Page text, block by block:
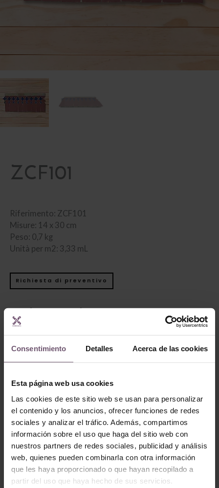
Consentimiento Detalles Acerca de las cookies
Esta página web usa cookies
Las cookies de este sitio web se usan para personalizar
el contenido y los anuncios, ofrecer funciones de redes
sociales y analizar el tráfico. Además, compartimos
información sobre el uso que haga del sitio web con
nuestros partners de redes sociales, publicidad y análisis
web, quienes pueden combinarla con otra información
que les haya proporcionado o que hayan recopilado a
partir del uso que haya hecho de sus servicios.
ZCF101
Riferimento: ZCF101
Misure: 14 x 30 cm
Peso: 0,7 kg
Unità per m2: 3,33 mL
Richiesta di preventivo
Prodotti Correlati
Zellige
ZP062 – Kshour 2
LEGGI TUTTO
Zellige
ZP091 – Kora 1